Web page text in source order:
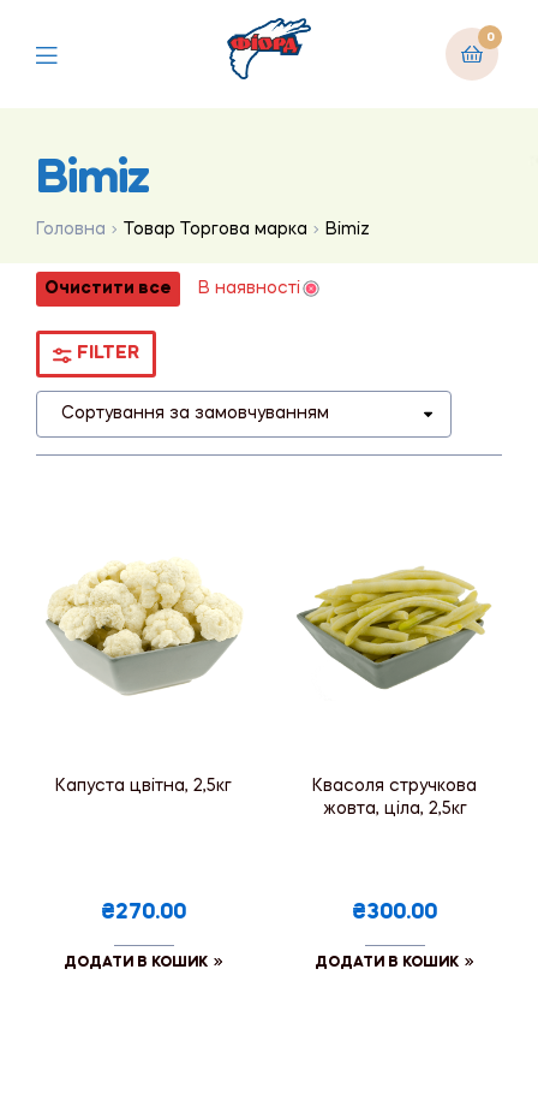
0
Bimiz
Головна Товар Торгова марка Bimiz
Очистити все В наявності
FILTER
Капуста цвітна, 2,5кг
₴270.00
ДОДАТИ В КОШИК
Квасоля стручкова
жовта, ціла, 2,5кг
₴300.00
ДОДАТИ В КОШИК